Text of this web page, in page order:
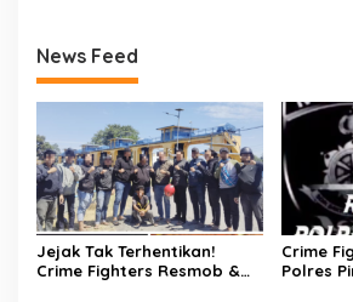
News Feed
Jejak Tak Terhentikan!
Crime Fighters Resmob &
Crime
Polres